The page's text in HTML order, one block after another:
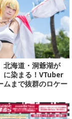
北海道・洞爺湖が
に染まる！VTuber
ムまで抜群のロケー
美女レイヤー10選